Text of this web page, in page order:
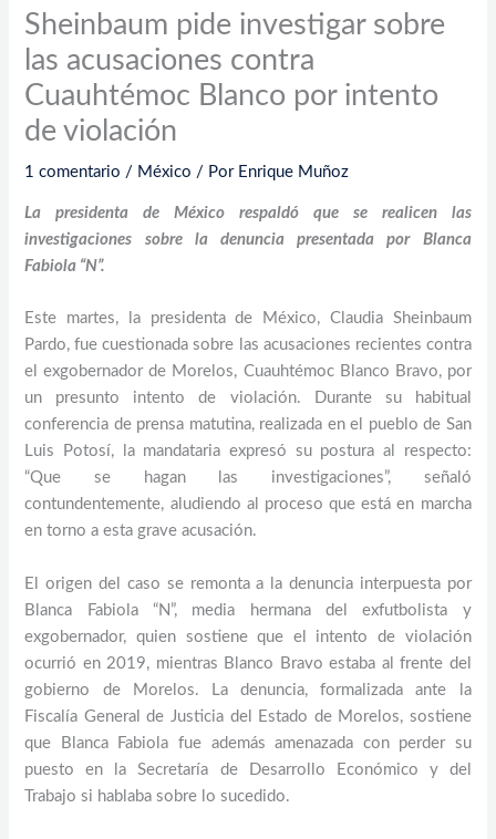
Sheinbaum pide investigar sobre
las acusaciones contra
Cuauhtémoc Blanco por intento
de violación
1 comentario / México / Por Enrique Muñoz
La presidenta de México respaldó que se realicen las
investigaciones sobre la denuncia presentada por Blanca
Fabiola “N”.
Este martes, la presidenta de México, Claudia Sheinbaum
Pardo, fue cuestionada sobre las acusaciones recientes contra
el exgobernador de Morelos, Cuauhtémoc Blanco Bravo, por
un presunto intento de violación. Durante su habitual
conferencia de prensa matutina, realizada en el pueblo de San
Luis Potosí, la mandataria expresó su postura al respecto:
“Que se hagan las investigaciones”, señaló
contundentemente, aludiendo al proceso que está en marcha
en torno a esta grave acusación.
El origen del caso se remonta a la denuncia interpuesta por
Blanca Fabiola “N”, media hermana del exfutbolista y
exgobernador, quien sostiene que el intento de violación
ocurrió en 2019, mientras Blanco Bravo estaba al frente del
gobierno de Morelos. La denuncia, formalizada ante la
Fiscalía General de Justicia del Estado de Morelos, sostiene
que Blanca Fabiola fue además amenazada con perder su
puesto en la Secretaría de Desarrollo Económico y del
Trabajo si hablaba sobre lo sucedido.